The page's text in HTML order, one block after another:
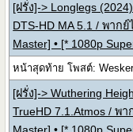
[ฝรั่ง]-> Longlegs
DTS-HD MA 5.1 / พาก
Master] • [* 1080p
หน้าสุดท้าย โพสต์:
[ฝรั่ง]-> Wuthering
TrueHD 7.1.Atmos / พ